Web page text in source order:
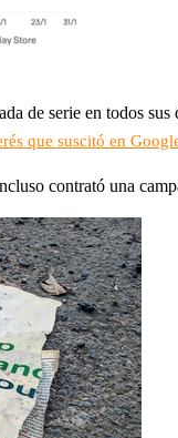
de serie en todos
que suscitó en
contrató una